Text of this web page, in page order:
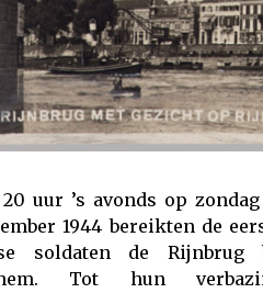
uur ’s avonds op zondag
1944 bereikten de
soldaten de Rijnbrug
Tot hun
was in de verwarring na
vergeten om soldaten
te sturen. Nadat in de ochtend